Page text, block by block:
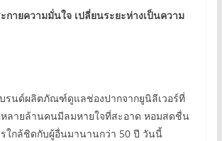
กายความมั่นใจ เปลี่ยนระยะห่างเป็นความ
รนด์ผลิตภัณฑ์ดูแลช่องปากจากยูนิลีเวอร์ที่
ลายล้านคนมีลมหายใจที่สะอาด หอมสดชื่น
ใกล้ชิดกับผู้อื่นมานานกว่า 50 ปี วันนี้